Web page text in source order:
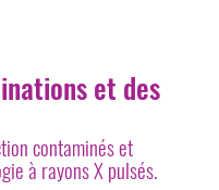
et des
contaminés et
à rayons X pulsés.